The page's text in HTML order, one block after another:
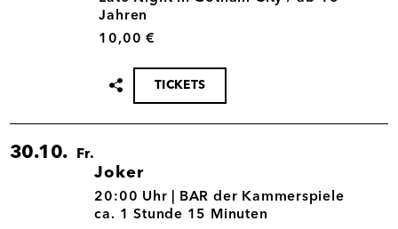
Jahren
10,00 €
Termin
teilen
TICKETS
30.10. Fr.
Joker
30.10.
20:00 Uhr |
BAR der Kammerspiele
ca. 1 Stunde 15 Minuten